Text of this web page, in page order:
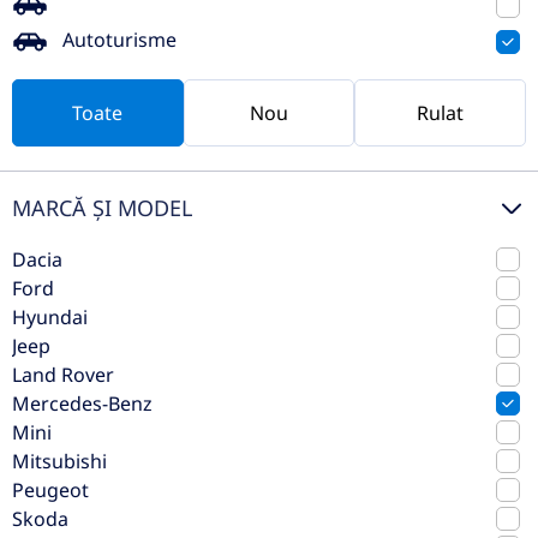
Preț de listă119.786€
111.921€ Vezi oferta
rulat
Mercedes-Benz MB PKW GLE 350
de 4MATIC SUV cu tehnologie EQ
Autoturisme
Toate Nou Rulat
MARCĂ ȘI MODEL
Dacia
Ford
Hyundai
Jeep
Land Rover
Mercedes-Benz
Mini
Mitsubishi
Peugeot
Skoda